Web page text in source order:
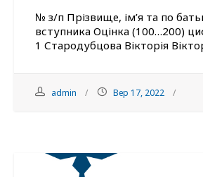
№ з/п Прізвище, ім’я та по
вступника Оцінка (100…200)
1 Стародубцова Вікторія
admin Вер 17, 2022